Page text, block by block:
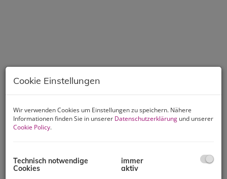
Cookie Einstellungen
Wir verwenden Cookies um Einstellungen zu speichern. Nähere
Informationen finden Sie in unserer Datenschutzerklärung und unserer
Cookie Policy.
Technisch notwendige
Cookies
immer
aktiv